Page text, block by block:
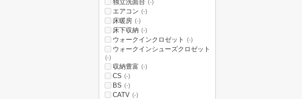
独立洗面台 (-)
エアコン (-)
床暖房 (-)
床下収納 (-)
ウォークインクロゼット (-)
ウォークインシューズクロゼット
(-)
収納豊富 (-)
CS (-)
BS (-)
CATV (-)